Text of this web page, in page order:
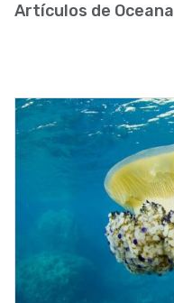
de
la
navegación
Artículos de Oceana